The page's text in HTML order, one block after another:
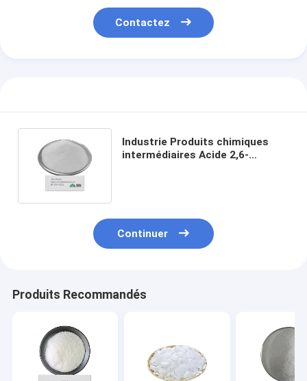
Contactez
Industrie Produits chimiques
intermédiaires Acide 2,6-
Continuer
Produits Recommandés